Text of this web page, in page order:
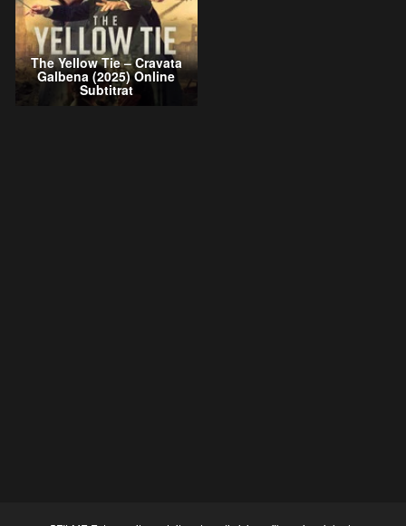
The Yellow Tie – Cravata
Galbena (2025) Online
Subtitrat